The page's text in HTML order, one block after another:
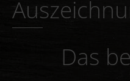
Das